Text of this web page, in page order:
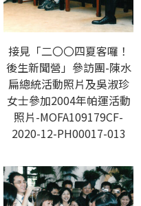
接見「二〇〇四夏客囉！
後生新聞營」參訪團-陳水
扁總統活動照片及吳淑珍
女士參加2004年帕運活動
照片-MOFA109179CF-
2020-12-PH00017-013